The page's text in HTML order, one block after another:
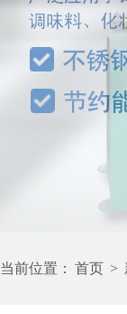
当前位置： 首页 >